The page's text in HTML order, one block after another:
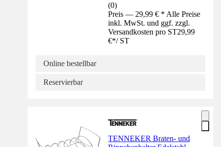
(0)
Preis — 29,99 € * Alle Preise
inkl. MwSt. und ggf. zzgl.
Versandkosten pro ST29,99
€*/ ST
Online bestellbar
Reservierbar
TENNEKER Braten- und